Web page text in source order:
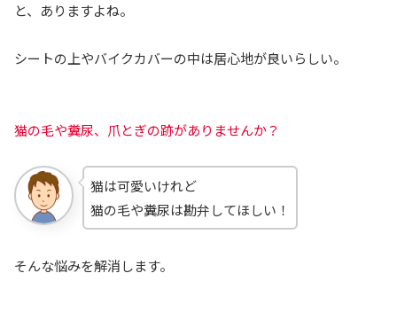
と、ありますよね。
シートの上やバイクカバーの中は居心地が良いらしい。
猫の毛や糞尿、爪とぎの跡がありませんか？
猫は可愛いけれど
猫の毛や糞尿は勘弁してほしい！
そんな悩みを解消します。